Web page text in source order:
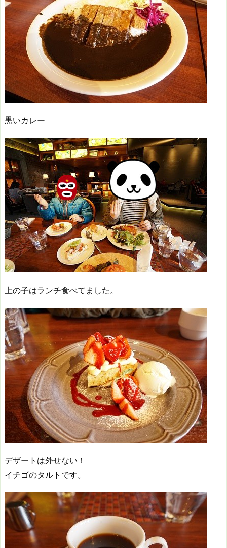
黒いカレー
上の子はランチ食べてました。
デザートは外せない！
イチゴのタルトです。